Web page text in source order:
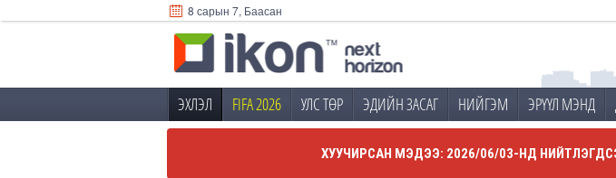
8 сарын 7, Баасан
ЭХЛЭЛ FIFA 2026 УЛС ТӨР ЭДИЙН ЗАСАГ НИЙГЭМ ЭРҮҮЛ МЭНД
ХУУЧИРСАН МЭДЭЭ: 2026/06/03-НД